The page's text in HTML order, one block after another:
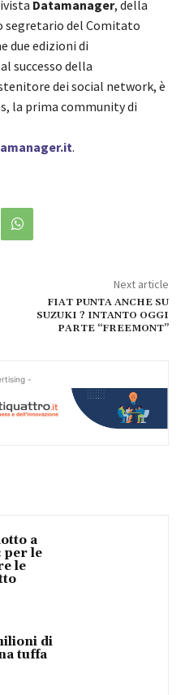
Datamanager, della
segretario del Comitato
due edizioni di
successo della
dei social network, è
la prima community di
.
Next article
FIAT PUNTA ANCHE SU
SUZUKI ? INTANTO OGGI
PARTE “FREEMONT”
-
a
per le
le
di
tuffa